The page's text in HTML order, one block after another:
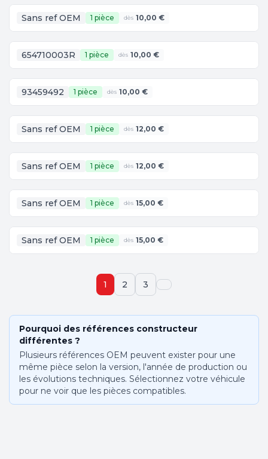
Sans ref OEM 1 pièce dès 10,00 €
654710003R 1 pièce dès 10,00 €
93459492 1 pièce dès 10,00 €
Sans ref OEM 1 pièce dès 12,00 €
Sans ref OEM 1 pièce dès 12,00 €
Sans ref OEM 1 pièce dès 15,00 €
Sans ref OEM 1 pièce dès 15,00 €
1 2 3
Pourquoi des références constructeur
différentes ?
Plusieurs références OEM peuvent exister pour une
même pièce selon la version, l'année de production ou
les évolutions techniques. Sélectionnez votre véhicule
pour ne voir que les pièces compatibles.